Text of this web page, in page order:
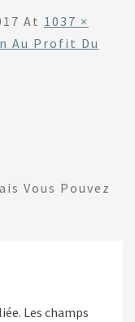
At 1037 ×
Au Profit Du
Vous Pouvez
Les champs